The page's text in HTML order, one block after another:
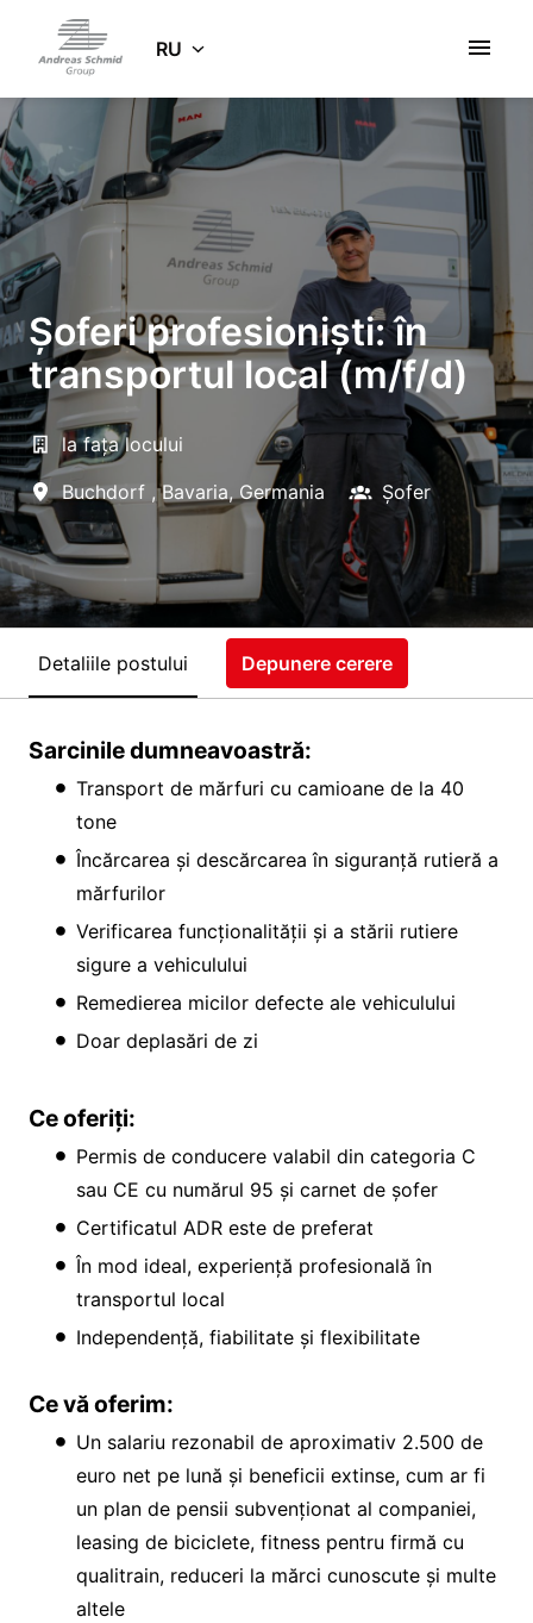
springenStartseite RU
Șoferi profesioniști: în
transportul local (m/f/d)
la fața locului
Buchdorf , Bavaria, Germania Șofer
Detaliile postului Depunere cerere
Sarcinile dumneavoastră:
Transport de mărfuri cu camioane de la 40
tone
Încărcarea și descărcarea în siguranță rutieră a
mărfurilor
Verificarea funcționalității și a stării rutiere
sigure a vehiculului
Remedierea micilor defecte ale vehiculului
Doar deplasări de zi
Ce oferiți:
Permis de conducere valabil din categoria C
sau CE cu numărul 95 și carnet de șofer
Certificatul ADR este de preferat
În mod ideal, experiență profesională în
transportul local
Independență, fiabilitate și flexibilitate
Ce vă oferim:
Un salariu rezonabil de aproximativ 2.500 de
euro net pe lună și beneficii extinse, cum ar fi
un plan de pensii subvenționat al companiei,
leasing de biciclete, fitness pentru firmă cu
qualitrain, reduceri la mărci cunoscute și multe
altele